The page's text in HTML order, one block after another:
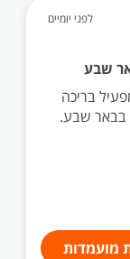
לפני יומיים
שבע
בריכה
בבאר שבע.
מועמדות